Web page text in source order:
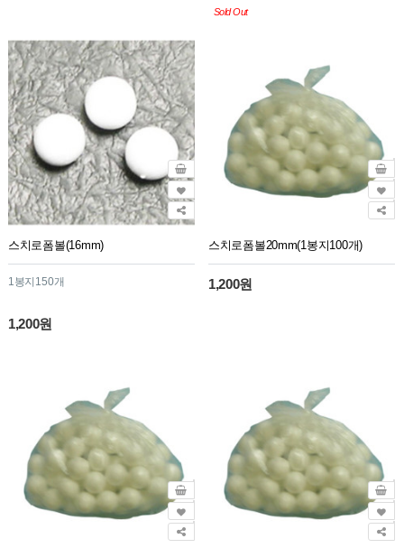
Sold Out
스치로폼볼(16mm)
1봉지150개
1,200원
스치로폼볼20mm(1봉지100개)
1,200원